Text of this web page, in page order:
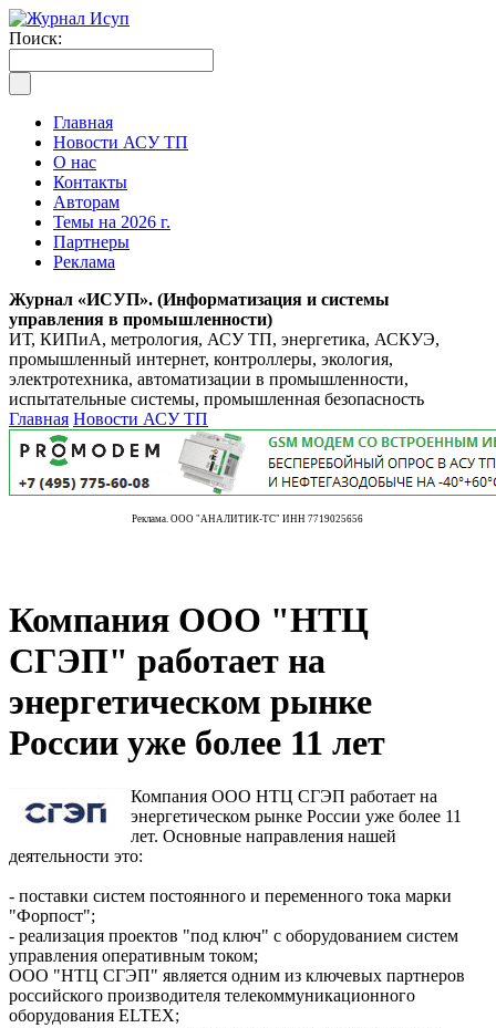
Поиск:
Главная
Новости АСУ ТП
О нас
Контакты
Авторам
Темы на 2026 г.
Партнеры
Реклама
Журнал «ИСУП». (Информатизация и системы
управления в промышленности)
ИТ, КИПиА, метрология, АСУ ТП, энергетика, АСКУЭ,
промышленный интернет, контроллеры, экология,
электротехника, автоматизации в промышленности,
испытательные системы, промышленная безопасность
Главная Новости АСУ ТП
Реклама. ООО "АНАЛИТИК-ТС" ИНН 7719025656
Компания ООО "НТЦ
СГЭП" работает на
энергетическом рынке
России уже более 11 лет
Компания ООО НТЦ СГЭП работает на
энергетическом рынке России уже более 11
лет. Основные направления нашей
деятельности это:
- поставки систем постоянного и переменного тока марки
"Форпост";
- реализация проектов "под ключ" с оборудованием систем
управления оперативным током;
ООО "НТЦ СГЭП" является одним из ключевых партнеров
российского производителя телекоммуникационного
оборудования ELTEX;